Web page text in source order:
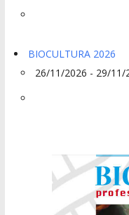
BIOCULTURA 2026
26/11/2026 - 29/11/